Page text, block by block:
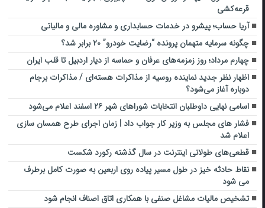
قرعه‌کشی
آریا حساب؛ پیشرو در خدمات حسابداری و مشاوره مالی و مالیاتی
چگونه سرمایه متهمان ‌پرونده “رضایت خودرو” ۲۰ برابر شد؟
چهارم مرداد؛ روز زمزمه‌های عرفان و حماسه از دیار اردبیل تا قلب ایران
اظهار نظر جدید نماینده روسیه از مذاکرات هسته‌ای / مذاکرات برجام
دوباره آغاز می‌شود؟
اسامی نهایی داوطلبان انتخابات شوراهای شهر ۲۶ اسفند اعلام می‌شود
فشار های مجلس به وزیر کار جواب داد | زمان اجرای طرح همسان سازی
اعلام شد
قطعی‌های طولانی اینترنت در سال گذشته رکورد شکست
نقاط حادثه خیز در طول مسیر پیاده روی اربعین به صورت کامل برطرف
می شود
تشخیص مالیات مشاغل صنفی با همکاری اتاق اصناف انجام شود